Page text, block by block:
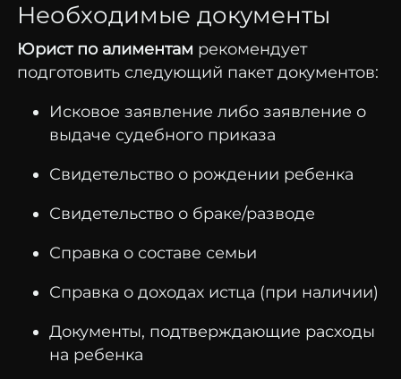
Необходимые документы
Юрист по алиментам рекомендует
подготовить следующий пакет документов:
Исковое заявление либо заявление о
выдаче судебного приказа
Свидетельство о рождении ребенка
Свидетельство о браке/разводе
Справка о составе семьи
Справка о доходах истца (при наличии)
Документы, подтверждающие расходы
на ребенка